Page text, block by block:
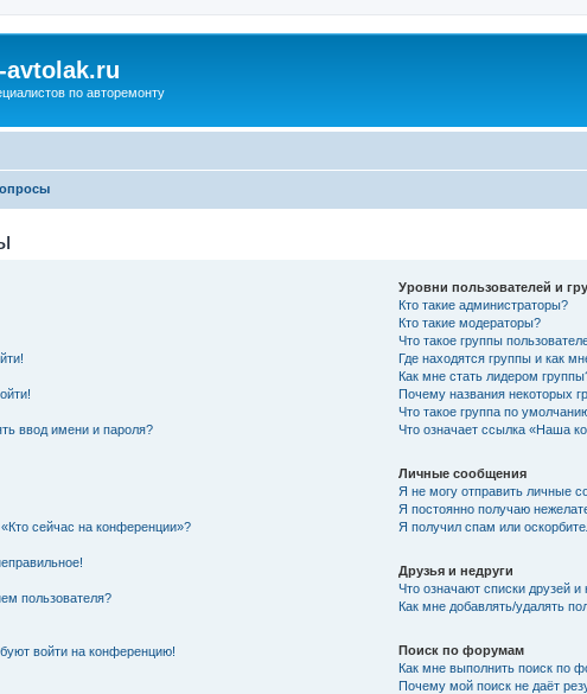
по авторемонту
ввод имени и пароля?
сейчас на конференции»?
пользователя?
войти на конференцию!
Уровни пользователей и
Кто такие администраторы?
Кто такие модераторы?
Что такое группы
Где находятся группы и как
Как мне стать лидером
Почему названия некоторых
Что такое группа по
Что означает ссылка «Наша
Личные сообщения
Я не могу отправить личные
Я постоянно получаю
Я получил спам или
Друзья и недруги
Что означают списки друзей и
Как мне добавлять/удалять
Поиск по форумам
Как мне выполнить поиск по
Почему мой поиск не даёт